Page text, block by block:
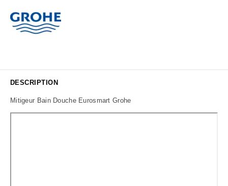
DESCRIPTION
Mitigeur Bain Douche Eurosmart Grohe